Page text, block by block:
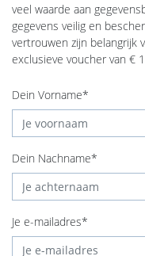
veel waarde aan
gegevens veilig en
vertrouwen zijn belangrijk
exclusieve voucher van €
Dein Vorname*
Dein Nachname*
Je e-mailadres*